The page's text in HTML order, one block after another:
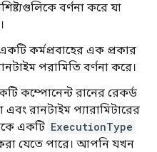
বর্ণনা করে যা
কর্মপ্রবাহের এক প্রকার
পরামিতি বর্ণনা করে।
কম্পোনেন্ট রানের রেকর্ড
রানটাইম প্যারামিটারের
একটি ExecutionType
যেতে পারে। আপনি যখন